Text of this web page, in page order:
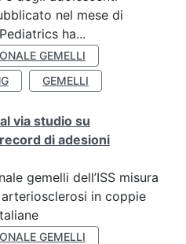
nel mese di
ha...
GEMELLI
GEMELLI
via studio su
di adesioni
gemelli dell’ISS misura
in coppie
GEMELLI